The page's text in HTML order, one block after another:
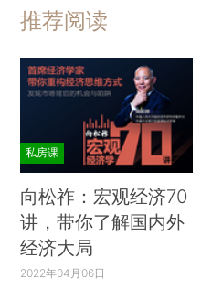
推荐阅读
私房课
向松祚：宏观经济70
讲，带你了解国内外
经济大局
2022年04月06日